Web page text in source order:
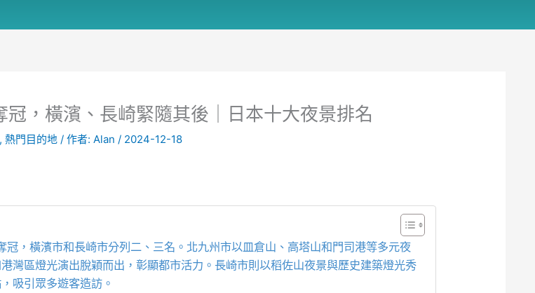
，橫濱、長崎緊隨其後｜日本十大夜景排名
, 熱門目的地 / 作者: Alan / 2024-12-18
，橫濱市和長崎市分列二、三名。北九州市以皿倉山、高塔山和門司港等多元夜
灣區燈光演出脫穎而出，彰顯都市活力。長崎市則以稻佐山夜景與歷史建築燈光秀
吸引眾多遊客造訪。